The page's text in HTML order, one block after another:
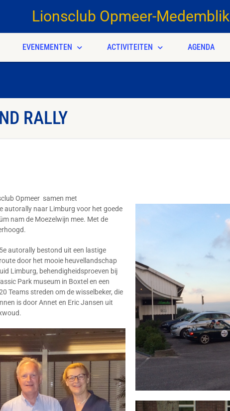
Lionsclub Opmeer-Medemblik
EVENEMENTEN ACTIVITEITEN AGENDA
RALLY
Opmeer samen met
autorally naar Limburg voor het goede
nam de Moezelwijn mee. Met de
autorally bestond uit een lastige
door het mooie heuvellandschap
Limburg, behendigheidsproeven bij
Park museum in Boxtel en een
Teams streden om de wisselbeker, die
is door Annet en Eric Jansen uit